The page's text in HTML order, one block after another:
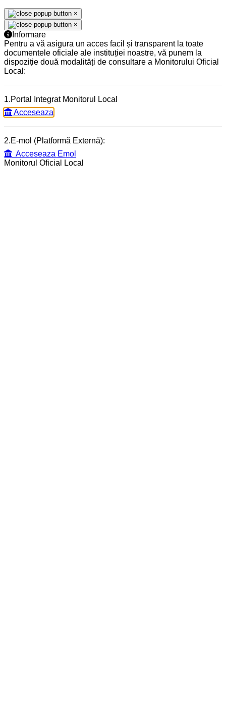
×
×
Informare
Pentru a vă asigura un acces facil și transparent la toate
documentele oficiale ale instituției noastre, vă punem la
dispoziție două modalități de consultare a Monitorului Oficial
Local:
1.Portal Integrat Monitorul Local
Acceseaza
2.E-mol (Platformă Externă):
Acceseaza Emol
Monitorul Oficial Local